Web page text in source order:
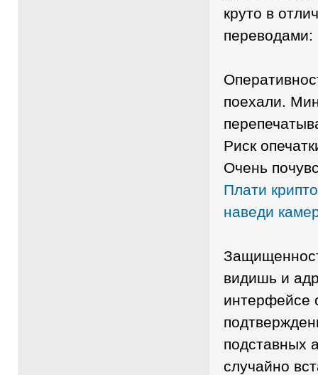
круто в
переводами:
поехали.
Риск
Очень
Плати
наведи
видишь и
интерфейсе
подставных
случайно